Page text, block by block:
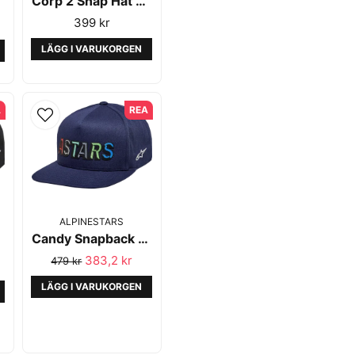
399 kr
LÄGG I VARUKORGEN
ALPINESTARS
Candy Snapback Hat Navy - Alpinestars
479 kr 383,2 kr
LÄGG I VARUKORGEN
REA